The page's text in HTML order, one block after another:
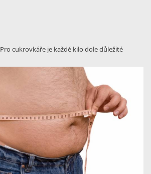
Pro cukrovkáře je každé kilo dole důležité